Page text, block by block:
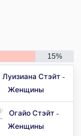
15%
Луизиана Стэйт -
Женщины
Огайо Стэйт -
Женщины